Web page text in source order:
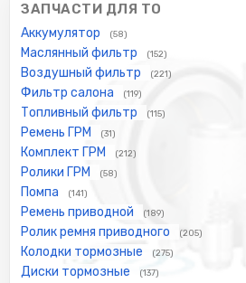
ЗАПЧАСТИ ДЛЯ ТО
Аккумулятор (58)
Маслянный фильтр (152)
Воздушный фильтр (221)
Фильтр салона (119)
Топливный фильтр (115)
Ремень ГРМ (31)
Комплект ГРМ (212)
Ролики ГРМ (58)
Помпа (141)
Ремень приводной (189)
Ролик ремня приводного (205)
Колодки тормозные (275)
Диски тормозные (137)